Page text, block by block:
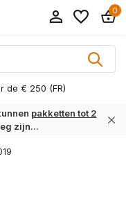
0
de € 250 (FR)
pakketten tot 2
zijn...